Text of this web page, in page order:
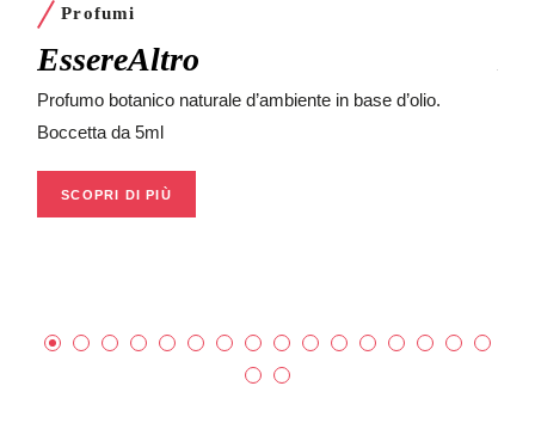
Profumi
EssereAltro
Profumo botanico naturale d’ambiente in base d’olio.
Boccetta da 5ml
SCOPRI DI PIÙ